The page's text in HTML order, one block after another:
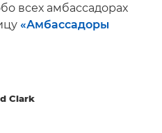
всех амбассадорах
«Амбассадоры
Clark